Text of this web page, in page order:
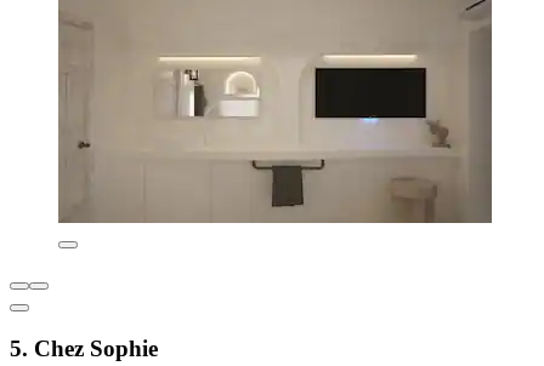
5. Chez Sophie